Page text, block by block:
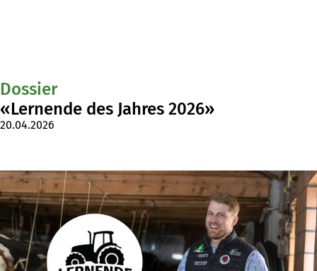
Dossier
«Lernende des Jahres 2026»
20.04.2026